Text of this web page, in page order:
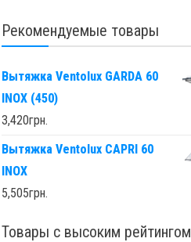
Рекомендуемые товары
Вытяжка Ventolux GARDA 60
INOX (450)
3,420грн.
Вытяжка Ventolux CAPRI 60
INOX
5,505грн.
Товары с высоким рейтингом